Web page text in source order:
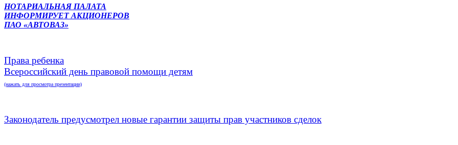
НОТАРИАЛЬНАЯ ПАЛАТА
ИНФОРМИРУЕТ АКЦИОНЕРОВ
ПАО «АВТОВАЗ»
Права ребенка
Всероссийский день правовой помощи детям
(нажать для просмотра презентации)
Законодатель предусмотрел новые гарантии защиты прав участников сделок